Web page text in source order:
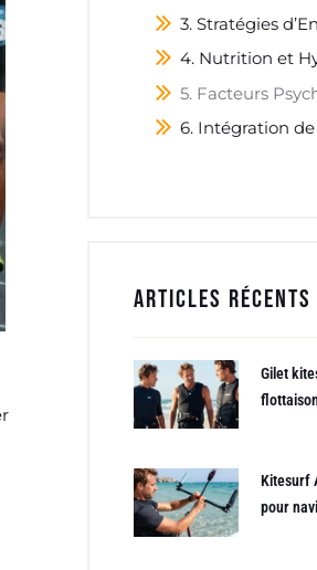
3. Stratégies
5. Facteurs
6. Intégration
Articles récents
Gilet
Kitesurf
pour